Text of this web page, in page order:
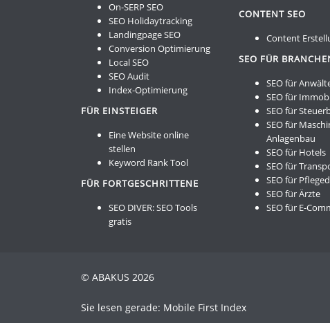
On-SERP SEO
SEO Holidaytracking
Landingpage SEO
Conversion Optimierung
Local SEO
SEO Audit
Index-Optimierung
FÜR EINSTEIGER
Eine Website online
stellen
Keyword Rank Tool
FÜR FORTGESCHRITTENE
SEO DIVER:SEO Tools
gratis
CONTENT SEO
Content
SEO FÜR
SEO für
SEO für
SEO für
SEO für
Anlagenbau
SEO für Hotels
SEO für
SEO für
SEO für Ärzte
SEO für E-
© ABAKUS 2026
Sie lesen gerade: Mobile First Index